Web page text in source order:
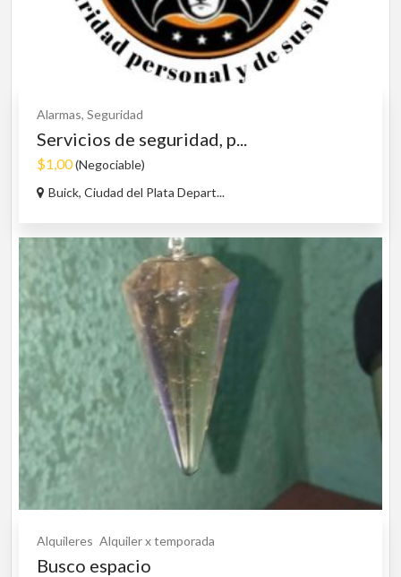
Alarmas, Seguridad
Servicios de seguridad, p...
$1,00(Negociable)
Buick, Ciudad del Plata Depart...
Alquileres Alquiler x temporada
Busco espacio